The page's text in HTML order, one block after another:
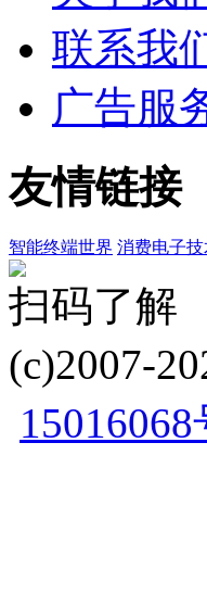
联系我
广告服
友情链接
智能终端世界 消费电子技
扫码了解
(c)2007-
15016068